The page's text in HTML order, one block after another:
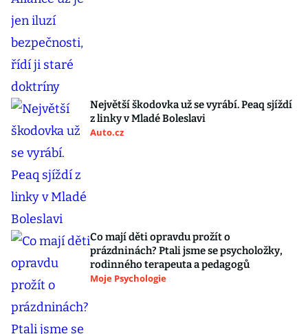
Největší škodovka už se vyrábí. Peaq sjíždí
z linky v Mladé Boleslavi
Auto.cz
Co mají děti opravdu prožít o
prázdninách? Ptali jsme se psycholožky,
rodinného terapeuta a pedagogů
Moje Psychologie